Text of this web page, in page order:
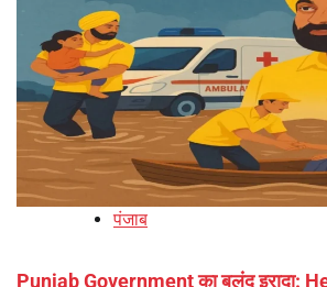
पंजाब
Punjab Government का बुलंद इरादा: